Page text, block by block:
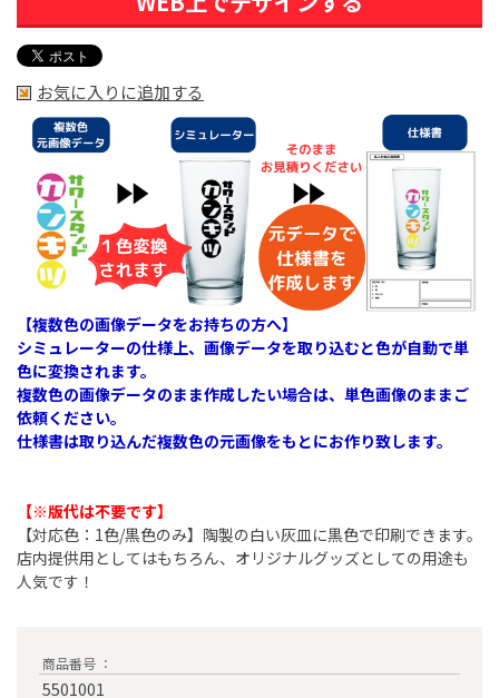
お気に入りに追加する
【複数色の画像データをお持ちの方へ】
シミュレーターの仕様上、画像データを取り込むと色が自動で単
色に変換されます。
複数色の画像データのまま作成したい場合は、単色画像のままご
依頼ください。
仕様書は取り込んだ複数色の元画像をもとにお作り致します。
【※版代は不要です】
【対応色：1色/黒色のみ】陶製の白い灰皿に黒色で印刷できます。
店内提供用としてはもちろん、オリジナルグッズとしての用途も
人気です！
商品番号 ：
5501001